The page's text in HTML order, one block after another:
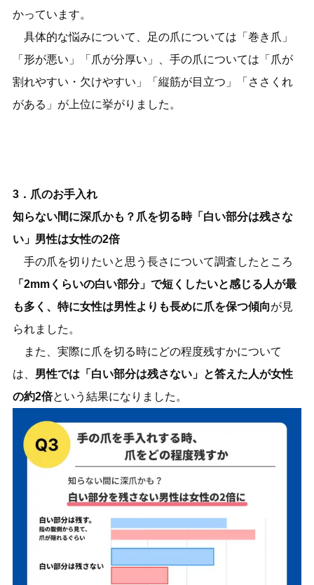
かっています。
具体的な悩みについて、足の爪については「巻き爪」
「形が悪い」「爪が分厚い」、手の爪については「爪が
割れやすい・欠けやすい」「縦筋が目立つ」「ささくれ
がある」が上位に挙がりました。
3．爪のお手入れ
知らない間に深爪かも？爪を切る時「白い部分は残さな
い」男性は女性の2倍
手の爪を切りたいと思う長さについて調査したところ
「2mmくらいの白い部分」で短くしたいと感じる人が最
も多く、特に女性は男性よりも長めに爪を保つ傾向が見
られました。
また、実際に爪を切る時にどの程度残すかについて
は、 男性では「白い部分は残さない」と答えた人が女性
の約2倍という結果になりました。